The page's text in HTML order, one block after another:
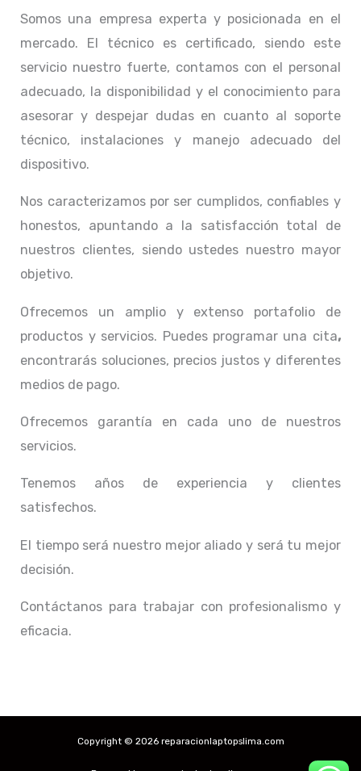
Somos una empresa experta y posicionada en el
mercado. El técnico es certificado, siendo este
servicio nuestro fuerte, contamos con el personal
adecuado, la disponibilidad y el conocimiento para
asesorar y despejar dudas en cuanto al soporte
técnico, instalaciones y manejo adecuado del
dispositivo.
Nos caracterizamos por ser cumplidos, confiables y
honestos, apuntando a la satisfacción total de
nuestros clientes, siendo ustedes nuestro mayor
objetivo.
Ofrecemos un amplio y extenso portafolio de
productos y servicios. Puedes programar una cita,
encontrarás soluciones, precios justos y diferentes
medios de pago.
Ofrecemos garantía en cada uno de nuestros
servicios.
Tenemos años de experiencia y clientes
satisfechos.
El tiempo será nuestro mejor aliado y será tu mejor
decisión.
Contáctanos para trabajar con profesionalismo y
eficacia.
Copyright © 2026 reparacionlaptopslima.com